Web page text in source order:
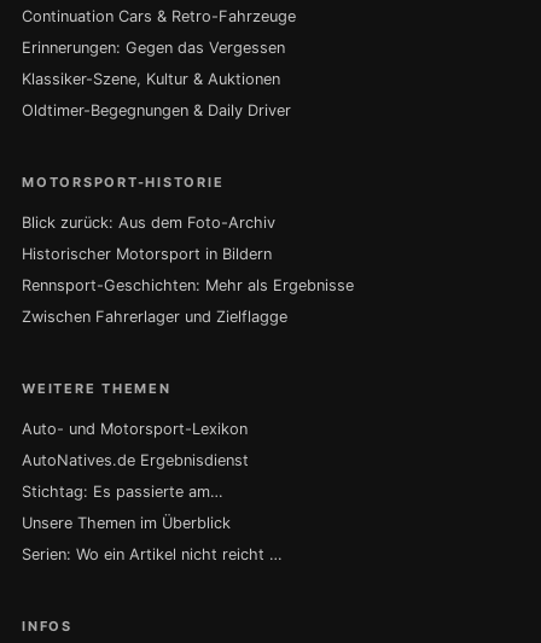
Continuation Cars & Retro-Fahrzeuge
Erinnerungen: Gegen das Vergessen
Klassiker-Szene, Kultur & Auktionen
Oldtimer-Begegnungen & Daily Driver
MOTORSPORT-HISTORIE
Blick zurück: Aus dem Foto-Archiv
Historischer Motorsport in Bildern
Rennsport-Geschichten: Mehr als Ergebnisse
Zwischen Fahrerlager und Zielflagge
WEITERE THEMEN
Auto- und Motorsport-Lexikon
AutoNatives.de Ergebnisdienst
Stichtag: Es passierte am…
Unsere Themen im Überblick
Serien: Wo ein Artikel nicht reicht …
INFOS